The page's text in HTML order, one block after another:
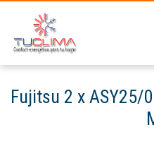
Fujitsu 2 x ASY25/